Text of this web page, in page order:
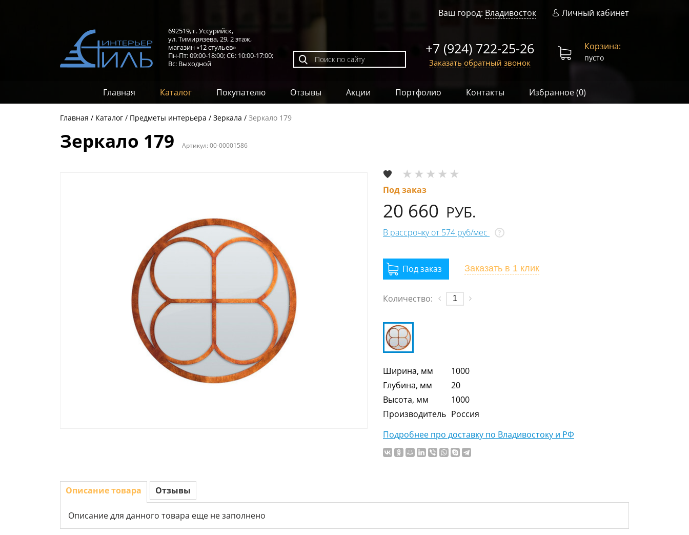
Ваш город: Владивосток Личный кабинет
692519, г. Уссурийск,
ул. Тимирязева, 29,2 этаж,
магазин «12 стульев»
Пн-Пт: 09:00-18:00;Сб: 10:00-17:00;
Вс: Выходной
+7 (924) 722-25-26
Заказать обратный звонок
Корзина:
пусто
Главная Каталог Покупателю Отзывы Акции Портфолио Контакты Избранное (0)
Главная Каталог Предметы интерьера Зеркала Зеркало 179
Зеркало 179 Артикул:00-00001586
Под заказ
20 660 РУБ.
В рассрочку от 574 руб/мес ?
Заказать в 1 клик
Количество:
Ширина, мм
1000
Глубина, мм
20
Высота, мм
1000
Производитель Россия
Подробнее про доставку по Владивостоку и РФ
Описание товара Отзывы
Описание для данного товара еще не заполнено